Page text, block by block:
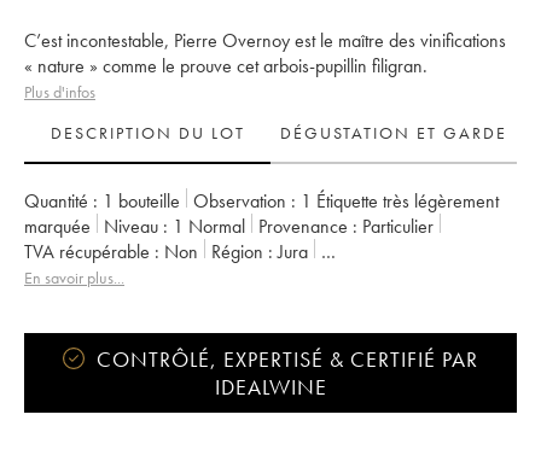
C’est incontestable, Pierre Overnoy est le maître des vinifications
« nature » comme le prouve cet arbois-pupillin filigran.
Plus d'infos
DESCRIPTION DU LOT
DÉGUSTATION ET GARDE
Quantité : 1 bouteille Observation : 1 Étiquette très légèrement
marquée
Niveau : 1 Normal Provenance : particulier
TVA récupérable :
non Région : Jura
Appellation :
En savoir plus...
CONTRÔLÉ, EXPERTISÉ & CERTIFIÉ PAR
IDEALWINE